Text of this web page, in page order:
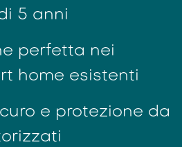
5 anni
perfetta nei
home esistenti
e protezione da